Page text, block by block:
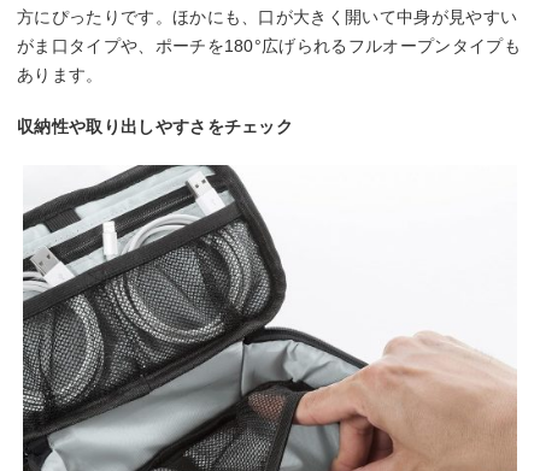
方にぴったりです。ほかにも、口が大きく開いて中身が見やすい
がま口タイプや、ポーチを180°広げられるフルオープンタイプも
あります。
収納性や取り出しやすさをチェック